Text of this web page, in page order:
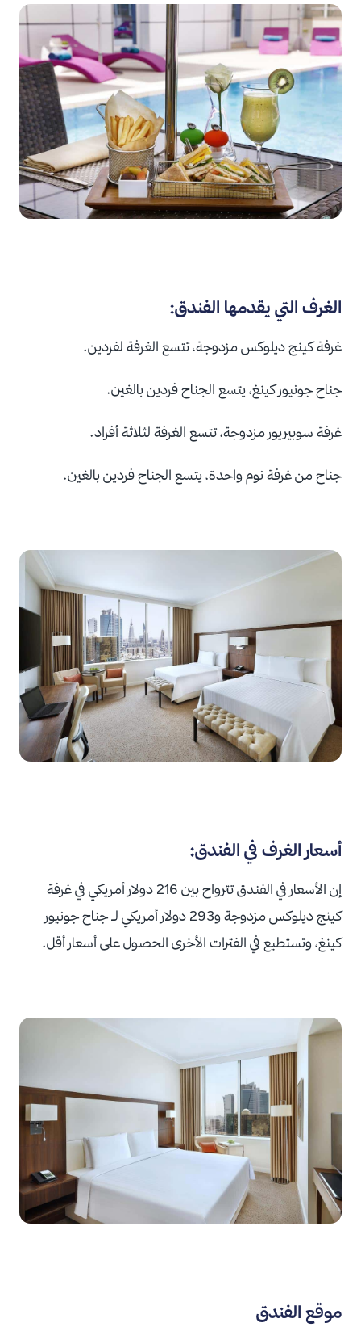
الغرف التي يقدمها الفندق:
غرفة كينج ديلوكس مزدوجة، تتسع الغرفة لفردين.
جناح جونيور كينغ، يتسع الجناح فردين بالغين.
غرفة سوبيريور مزدوجة، تتسع الغرفة لثلاثة أفراد.
جناح من غرفة نوم واحدة، يتسع الجناح فردين بالغين.
أسعار الغرف في الفندق:
إن الأسعار في الفندق تترواح بين 216 دولار أمريكي في غرفة
كينج ديلوكس مزدوجة و293 دولار أمريكي لـ جناح جونيور
كينغ، وتستطيع في الفترات الأخرى الحصول على أسعار أقل.
موقع الفندق